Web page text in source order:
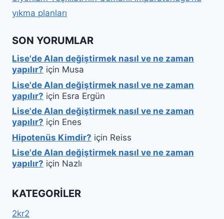
yıkma planları
SON YORUMLAR
Lise'de Alan değiştirmek nasıl ve ne zaman
yapılır? için Musa
Lise'de Alan değiştirmek nasıl ve ne zaman
yapılır? için Esra Ergün
Lise'de Alan değiştirmek nasıl ve ne zaman
yapılır? için Enes
Hipotenüs Kimdir? için Reiss
Lise'de Alan değiştirmek nasıl ve ne zaman
yapılır? için Nazlı
KATEGORILER
2kr2